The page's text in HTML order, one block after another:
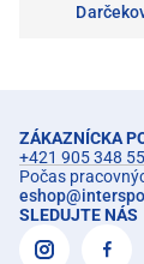
ZÁKAZNÍCKA
+421 905 348
Počas
eshop@
SLEDUJTE NÁS